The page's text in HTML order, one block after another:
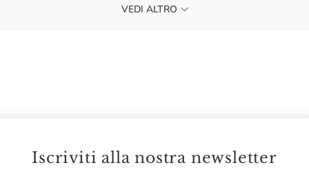
mela cotogna affumicata.Sorso morbido e avvolgente,
VEDI ALTRO
Iscriviti alla nostra newsletter